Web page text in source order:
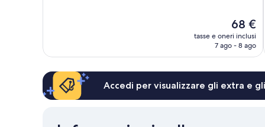
Il
prezzo
attuale
68 €
tasse e oneri inclusi
7 ago - 8 ago
Accedi per visualizzare gli extra e